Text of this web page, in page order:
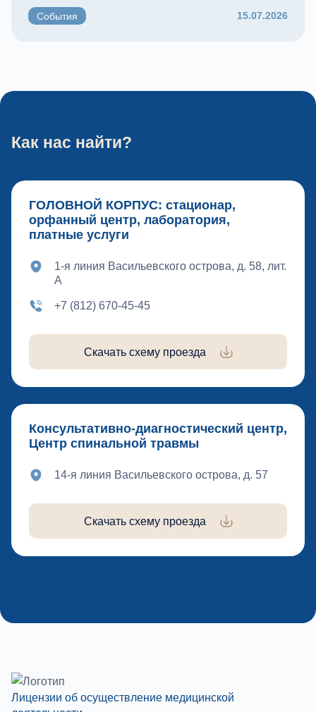
События 15.07.2026
Как нас найти?
ГОЛОВНОЙ КОРПУС: стационар,
орфанный центр, лаборатория,
платные услуги
1-я линия Васильевского острова, д. 58, лит.
А
+7 (812) 670-45-45
Скачать схему проезда
Консультативно-диагностический центр,
Центр спинальной травмы
14-я линия Васильевского острова, д. 57
Скачать схему проезда
Лицензии об осуществление медицинской